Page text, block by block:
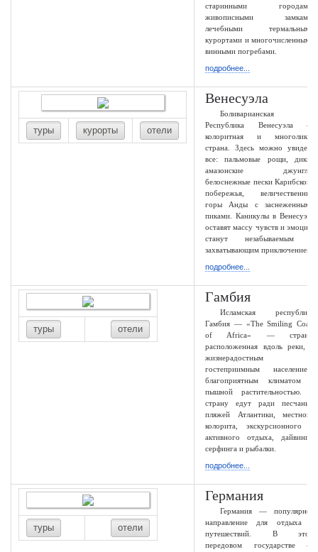
старинными городами,
живописными замками,
лечебными термальными
курортами и многочисленными
винными погребами.
подробнее...
туры курорты отели
Венесуэла
Боливарианская
Республика Венесуэла —
колоритная и многоликая
страна. Здесь можно увидеть
все: пальмовые рощи, дикие
амазонские джунгли,
белоснежные пески Карибского
побережья, величественные
горы Анды с заснеженными
пиками. Каникулы в Венесуэле
оставят массу чувств и эмоций,
станут незабываемым и
захватывающим приключением.
подробнее...
туры отели
Гамбия
Исламская республика
Гамбия — «The Smiling Coast
of Africa» — страна,
расположенная вдоль реки, с
жизнерадостным и
гостеприимным населением,
благоприятным климатом и
пышной растительностью. В
страну едут ради песчаных
пляжей Атлантики, местного
колорита, экскурсионного и
активного отдыха, дайвинга,
серфинга и рыбалки.
подробнее...
туры отели
Германия
Германия — популярное
направление для отдыха и
путешествий. В этом
передовом государстве —